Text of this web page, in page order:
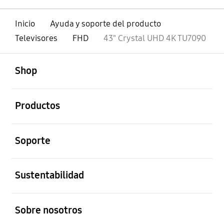
Inicio
Ayuda y soporte del producto
Televisores
FHD 43" Crystal UHD 4K TU7090
Shop
Productos
Soporte
Sustentabilidad
Sobre nosotros